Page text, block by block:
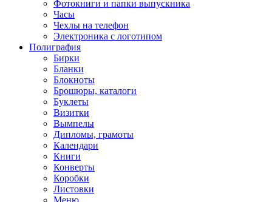
Фотокниги и папки выпускника
Часы
Чехлы на телефон
Электроника с логотипом
Полиграфия
Бирки
Бланки
Блокноты
Брошюры, каталоги
Буклеты
Визитки
Вымпелы
Дипломы, грамоты
Календари
Книги
Конверты
Коробки
Листовки